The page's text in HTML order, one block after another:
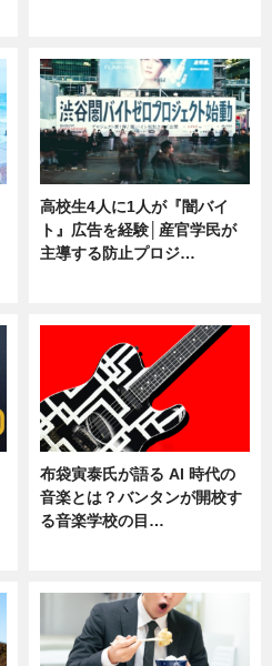
高校生4人に1人が『闇バイ
ト』広告を経験│産官学民が
主導する防止プロジ…
布袋寅泰氏が語る AI 時代の
音楽とは？バンタンが開校す
る音楽学校の目…